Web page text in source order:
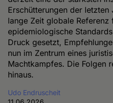
Erschütterungen der letzten
lange Zeit globale
epidemiologische
Druck gesetzt,
nun im Zentrum eines
Machtkampfes. Die Folgen
hinaus.
Udo Endruscheit